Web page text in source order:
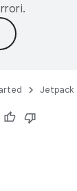
Jetpack